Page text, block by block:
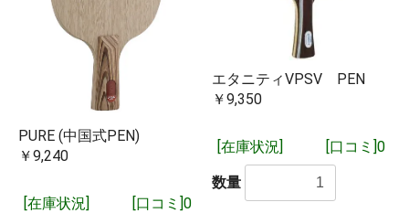
PURE (中国式PEN)
￥9,240
[在庫状況] [口コミ]0
エタニティVPSV PEN
￥9,350
[在庫状況] [口コミ]0
数量